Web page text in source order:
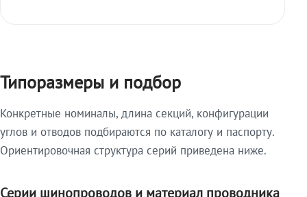
Типоразмеры и подбор
Конкретные номиналы, длина секций, конфигурации
углов и отводов подбираются по каталогу и паспорту.
Ориентировочная структура серий приведена ниже.
Серии шинопроводов и материал проводника